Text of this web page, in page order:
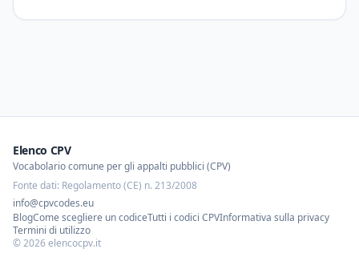
Elenco CPV
Vocabolario comune per gli appalti pubblici (CPV)
Fonte dati: Regolamento (CE) n. 213/2008
info@cpvcodes.eu
BlogCome scegliere un codiceTutti i codici CPVInformativa sulla privacy
Termini di utilizzo
©2026elencocpv.it